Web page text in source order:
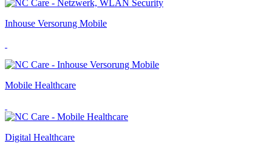
Inhouse Versorung Mobile
Mobile Healthcare
Digital Healthcare